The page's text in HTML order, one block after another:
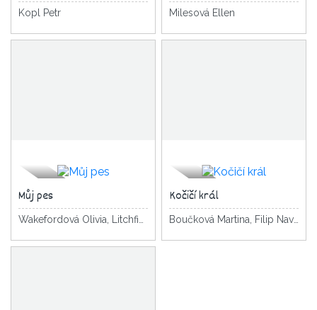
Kopl Petr Milesová Ellen
Můj pes
Wakefordová Olivia, Litchfield David
Kočičí král
Boučková Martina, Filip Navrátilová Pavla